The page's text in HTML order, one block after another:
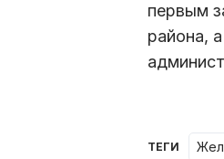
первым
района,
ТЕГИ